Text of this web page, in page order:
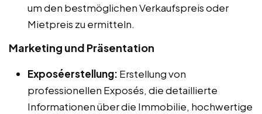
um den bestmöglichen Verkaufspreis oder
Mietpreis zu ermitteln.
Marketing und Präsentation
Exposéerstellung: Erstellung von
professionellen Exposés, die detaillierte
Informationen über die Immobilie, hochwertige